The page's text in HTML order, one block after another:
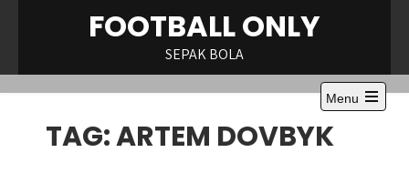
FOOTBALL ONLY
SEPAK BOLA
Menu
Open
TAG:ARTEM DOVBYK